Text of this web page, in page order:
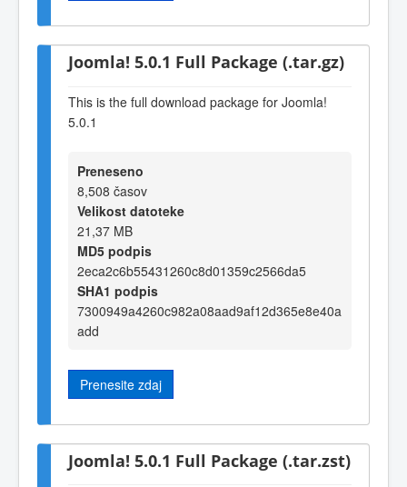
Joomla! 5.0.1 Full Package (.tar.gz)
This is the full download package for Joomla!
5.0.1
Preneseno
8,508 časov
Velikost datoteke
21,37 MB
MD5 podpis
2eca2c6b55431260c8d01359c2566da5
SHA1 podpis
7300949a4260c982a08aad9af12d365e8e40a
add
Prenesite zdaj
Joomla! 5.0.1 Full Package (.tar.zst)